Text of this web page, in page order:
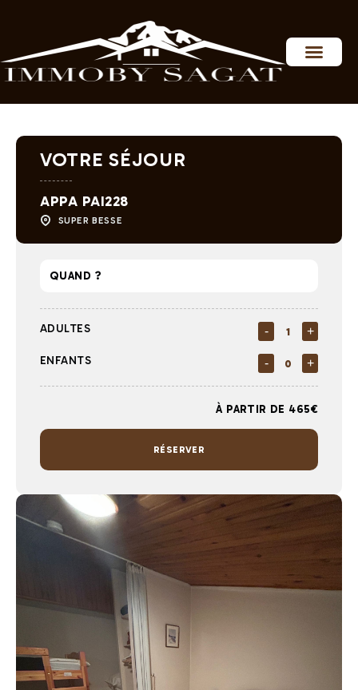
VOTRE SÉJOUR
APPA PAI228
SUPER BESSE
ADULTES - +
ENFANTS - +
À PARTIR DE 465€
RÉSERVER